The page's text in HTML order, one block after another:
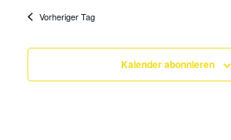
Vorheriger Tag
Kalender abonnieren